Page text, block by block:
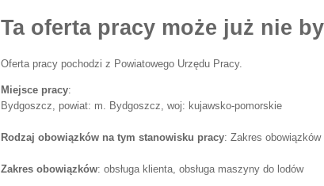
Ta oferta pracy może już nie
Oferta pracy pochodzi z Powiatowego Urzędu Pracy.
Miejsce pracy:
Bydgoszcz, powiat: m. Bydgoszcz, woj: kujawsko-pomorskie
Rodzaj obowiązków na tym stanowisku pracy: Zakres obowiązków
Zakres obowiązków: obsługa klienta, obsługa maszyny do lodów